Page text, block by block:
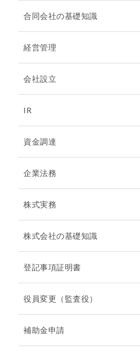
合同会社の基礎知識
経営管理
会社設立
IR
資金調達
企業法務
株式実務
株式会社の基礎知識
登記事項証明書
役員変更（監査役）
補助金申請